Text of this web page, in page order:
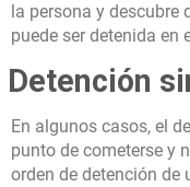
la persona y descubre
puede ser detenida en
Detención
En algunos casos, el
punto de cometerse y
orden de detención de